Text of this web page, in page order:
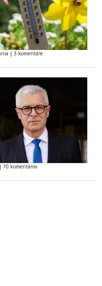
| 3 komentáre
| 70 komentárov